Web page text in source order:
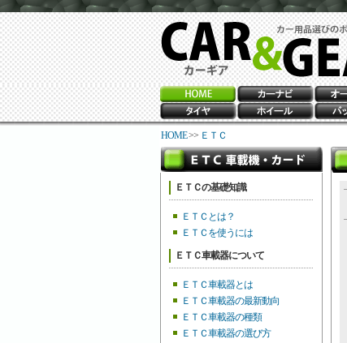
HOME>> ＥＴＣ
ＥＴＣの基礎知識
ＥＴＣとは？
ＥＴＣを使うには
ＥＴＣ車載器について
ＥＴＣ車載器とは
ＥＴＣ車載器の最新動向
ＥＴＣ車載器の種類
ＥＴＣ車載器の選び方